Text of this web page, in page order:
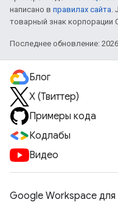
написано в правилах сайта
товарный знак корпорации
Последнее обновление:
Блог
X (Твиттер)
Примеры кода
Кодлабы
Видео
Google Workspace для